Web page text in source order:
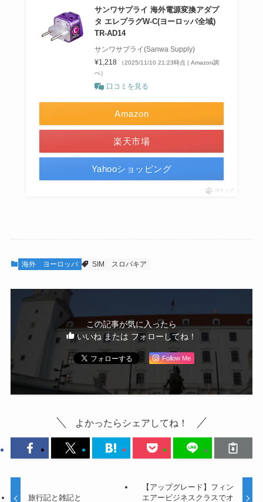
サンワサプライ 海外電源変換アダプ
タ エレプラグW-C(ヨーロッパ全域)
TR-AD14
サンワサプライ(Sanwa Supply)
¥1,218
（2025/11/10 21:23時点 | Amazon調
べ）
口コミを見る
Amazon
楽天市場
Yahooショッピング
ポチップ
海外 ヨーロッパ SIM スロバキア
この記事が気に入ったら
いいね または フォローしてね！
Follow Me
よかったらシェアしてね！
旅行記と雑記と
【アップグレード】フィン
エアービジネスクラスでオ